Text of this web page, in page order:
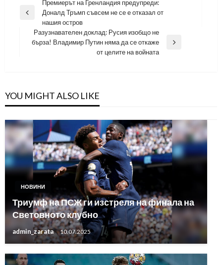
Навигация
Previous
Премиерът на Гренландия предупреди:
Доналд Тръмп съвсем не се е отказал от
нашия остров
Next
Разузнавателен доклад: Русия изобщо не
бърза! Владимир Путин няма да се откаже
от целите на войната
YOU MIGHT ALSO LIKE
НОВИНИ
Триумф на ПСЖ ги изстреля на финала на
Световното клубно
admin_zarata 10.07.2025